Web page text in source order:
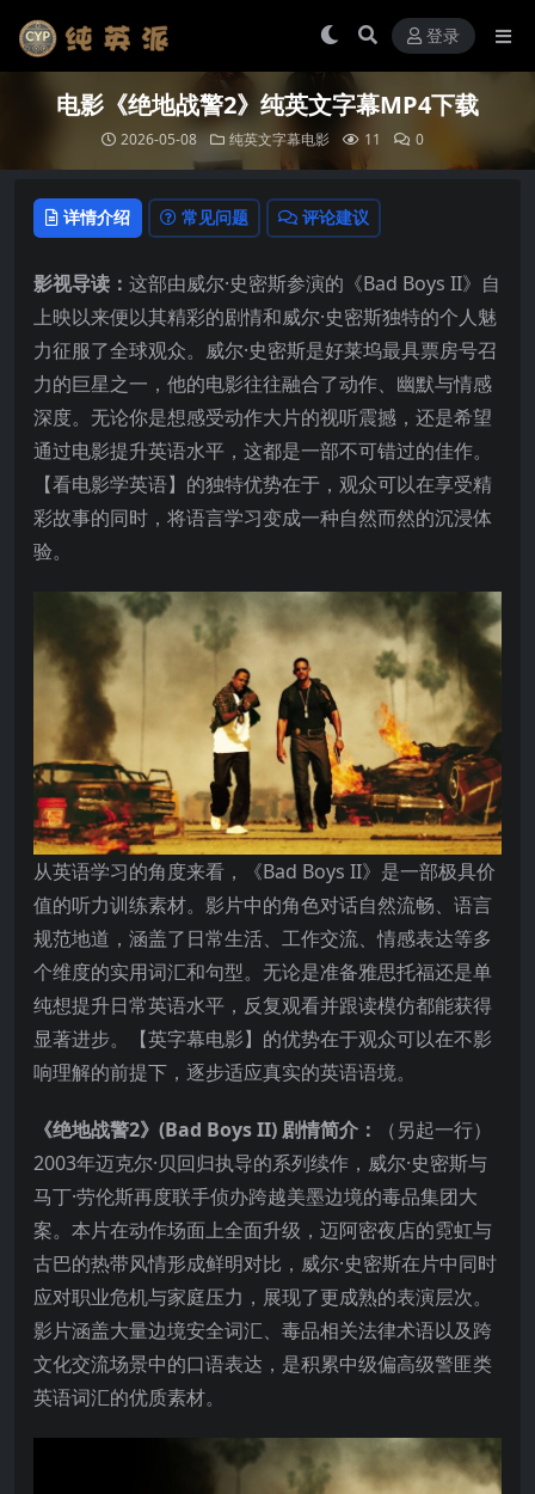
登录
电影《绝地战警2》纯英文字幕MP4下载
2026-05-08 纯英文字幕电影 11 0
详情介绍 常见问题 评论建议
影视导读： 这部由威尔·史密斯参演的《Bad Boys II》自
上映以来便以其精彩的剧情和威尔·史密斯独特的个人魅
力征服了全球观众。威尔·史密斯是好莱坞最具票房号召
力的巨星之一，他的电影往往融合了动作、幽默与情感
深度。无论你是想感受动作大片的视听震撼，还是希望
通过电影提升英语水平，这都是一部不可错过的佳作。
【看电影学英语】的独特优势在于，观众可以在享受精
彩故事的同时，将语言学习变成一种自然而然的沉浸体
验。
从英语学习的角度来看，《Bad Boys II》是一部极具价
值的听力训练素材。影片中的角色对话自然流畅、语言
规范地道，涵盖了日常生活、工作交流、情感表达等多
个维度的实用词汇和句型。无论是准备雅思托福还是单
纯想提升日常英语水平，反复观看并跟读模仿都能获得
显著进步。【英字幕电影】的优势在于观众可以在不影
响理解的前提下，逐步适应真实的英语语境。
《绝地战警2》(Bad Boys II) 剧情简介：
（另起一行）
2003年迈克尔·贝回归执导的系列续作，威尔·史密斯与
马丁·劳伦斯再度联手侦办跨越美墨边境的毒品集团大
案。本片在动作场面上全面升级，迈阿密夜店的霓虹与
古巴的热带风情形成鲜明对比，威尔·史密斯在片中同时
应对职业危机与家庭压力，展现了更成熟的表演层次。
影片涵盖大量边境安全词汇、毒品相关法律术语以及跨
文化交流场景中的口语表达，是积累中级偏高级警匪类
英语词汇的优质素材。